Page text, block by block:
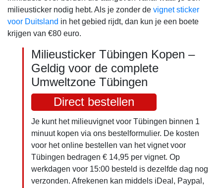
milieusticker nodig hebt. Als je zonder de vignet sticker
voor Duitsland in het gebied rijdt, dan kun je een boete
krijgen van €80 euro.
Milieusticker Tübingen Kopen –
Geldig voor de complete
Umweltzone Tübingen
Direct bestellen
Je kunt het milieuvignet voor Tübingen binnen 1
minuut kopen via ons bestelformulier. De kosten
voor het online bestellen van het vignet voor
Tübingen bedragen € 14,95 per vignet. Op
werkdagen voor 15:00 besteld is dezelfde dag nog
verzonden. Afrekenen kan middels iDeal, Paypal,